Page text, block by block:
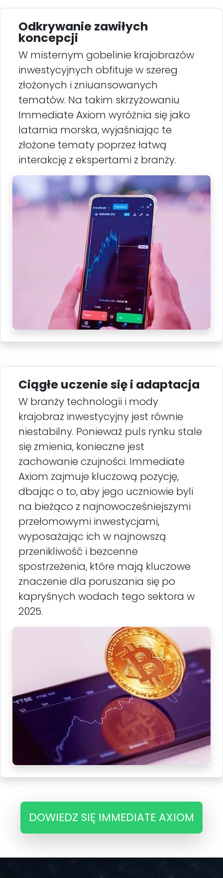
Odkrywanie zawiłych
koncepcji
W misternym gobelinie krajobrazów
inwestycyjnych obfituje w szereg
złożonych i zniuansowanych
tematów. Na takim skrzyżowaniu
Immediate Axiom wyróżnia się jako
latarnia morska, wyjaśniając te
złożone tematy poprzez łatwą
interakcję z ekspertami z branży.
Ciągłe uczenie się i adaptacja
W branży technologii i mody
krajobraz inwestycyjny jest równie
niestabilny. Ponieważ puls rynku stale
się zmienia, konieczne jest
zachowanie czujności. Immediate
Axiom zajmuje kluczową pozycję,
dbając o to, aby jego uczniowie byli
na bieżąco z najnowocześniejszymi
przełomowymi inwestycjami,
wyposażając ich w najnowszą
przenikliwość i bezcenne
spostrzeżenia, które mają kluczowe
znaczenie dla poruszania się po
kapryśnych wodach tego sektora w
2025.
DOWIEDZ SIĘ IMMEDIATE AXIOM